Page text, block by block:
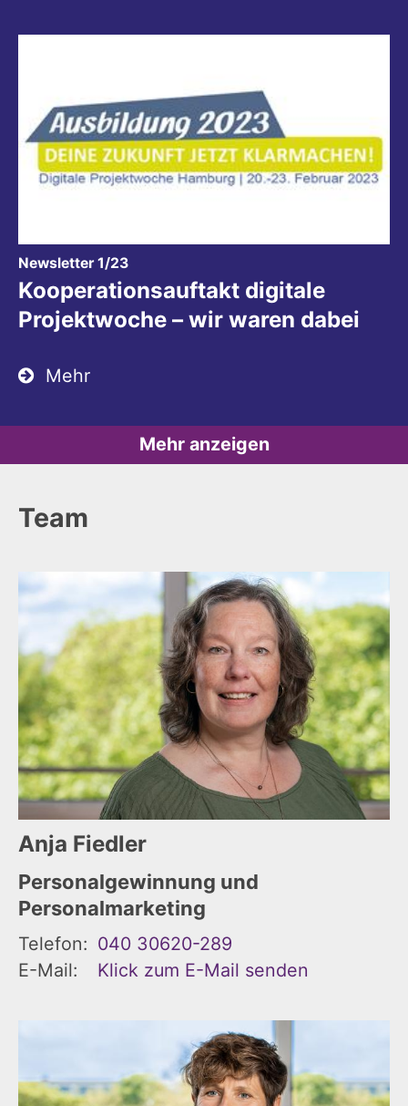
Newsletter 1/23:
Kooperationsauftakt digitale
Projektwoche – wir waren dabei
Mehr
Mehr anzeigen
Team
Anja Fiedler
Personalgewinnung und
Personalmarketing
Telefon: 040 30620-289
E-Mail:
Klick zum E-Mail senden